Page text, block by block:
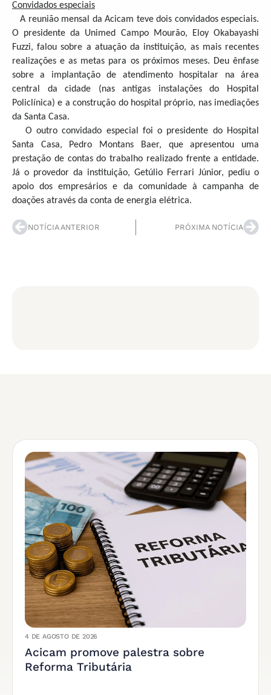
Convidados especiais
A reunião mensal da Acicam teve dois convidados especiais.
O presidente da Unimed Campo Mourão, Eloy Okabayashi
Fuzzi, falou sobre a atuação da instituição, as mais recentes
realizações e as metas para os próximos meses. Deu ênfase
sobre a implantação de atendimento hospitalar na área
central da cidade (nas antigas instalações do Hospital
Policlínica) e a construção do hospital próprio, nas imediações
da Santa Casa.
O outro convidado especial foi o presidente do Hospital
Santa Casa, Pedro Montans Baer, que apresentou uma
prestação de contas do trabalho realizado frente a entidade.
Já o provedor da instituição, Getúlio Ferrari Júnior, pediu o
apoio dos empresários e da comunidade à campanha de
doações através da conta de energia elétrica.
NOTÍCIA ANTERIOR PRÓXIMA NOTÍCIA
4 DE AGOSTO DE 2026
Acicam promove palestra sobre
Reforma Tributária